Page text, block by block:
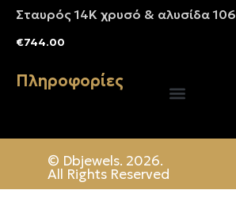
Σταυρός 14Κ χρυσό & αλυσίδα 106
€744.00
Πληροφορίες
© Dbjewels. 2026.
All Rights Reserved